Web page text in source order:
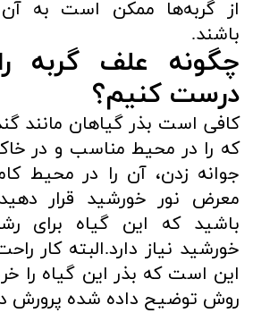
از گربه‌ها ممکن است به آن
باشند.
چگونه علف گربه
درست کنیم؟
کافی است بذر گیاهان مانند
که را در محیط مناسب و در خاک
جوانه زدن، آن را در محیط
معرض نور خورشید قرار
باشید که این گیاه برای
خورشید نیاز دارد.البته کار
این است که بذر این گیاه را
روش توضیح داده شده پرورش